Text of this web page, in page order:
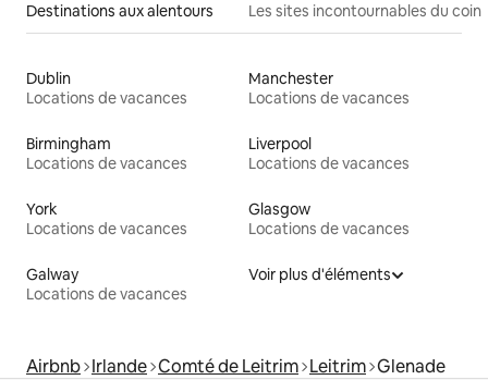
Destinations aux alentours Les sites incontournables du coin
Dublin
Locations de vacances
Manchester
Locations de vacances
Birmingham
Locations de vacances
Liverpool
Locations de vacances
York
Locations de vacances
Glasgow
Locations de vacances
Galway
Locations de vacances
Voir plus d'éléments
Airbnb Irlande Comté de Leitrim Leitrim Glenade